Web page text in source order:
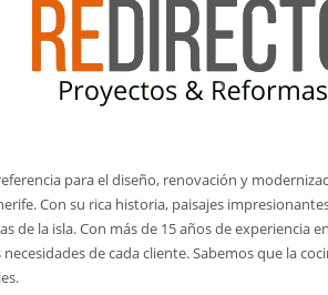
para el diseño, renovación y
Con su rica historia, paisajes
de la isla. Con más de 15 años de experiencia
de cada cliente. Sabemos que la